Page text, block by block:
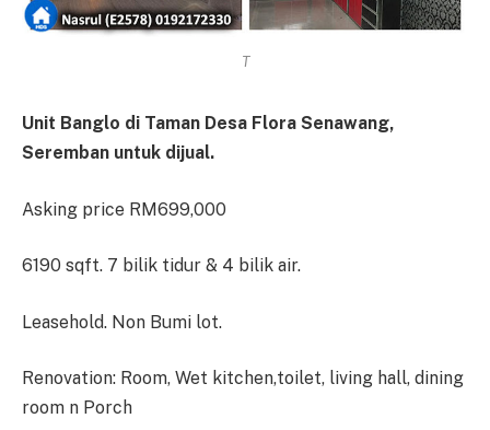
T
Unit Banglo di Taman Desa Flora Senawang,
Seremban untuk dijual.
Asking price RM699,000
6190 sqft. 7 bilik tidur & 4 bilik air.
Leasehold. Non Bumi lot.
Renovation: Room, Wet kitchen,toilet, living hall, dining
room n Porch